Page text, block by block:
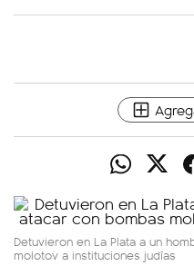
Detuvieron en La Plata a un
molotov a instituciones judías